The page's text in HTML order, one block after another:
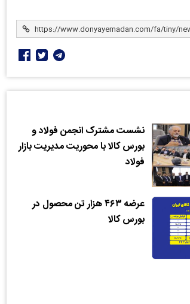
نشست مشترک انجمن فولاد و
بورس کالا با محوریت مدیریت بازار
فولاد
عرضه ۴۶۳ هزار تن محصول در
بورس کالا